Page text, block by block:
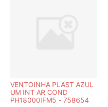
VENTOINHA PLAST AZUL
UM INT AR COND
PH18000IFM5 - 758654